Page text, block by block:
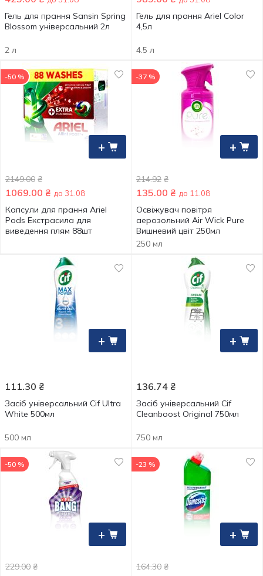
Гель для прання Sansin Spring
Blossom універсальний 2л
2 л
Гель для прання Ariel Color
4,5л
4.5 л
+
-50 %
2149.00 ₴
1069.00 ₴ до 31.08
Капсули для прання Ariel
Pods Екстрасила для
виведення плям 88шт
+
-37 %
214.92 ₴
135.00 ₴ до 11.08
Освіжувач повітря
аерозольний Air Wick Pure
Вишневий цвіт 250мл
250 мл
+
111.30 ₴
Засіб універсальний Cif Ultra
White 500мл
500 мл
+
136.74 ₴
Засіб універсальний Cif
Cleanboost Original 750мл
750 мл
+
-50 %
229.00 ₴
+
-23 %
164.30 ₴